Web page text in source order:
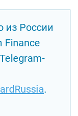
из России
Finance
.